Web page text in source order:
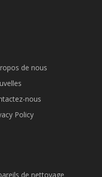
de nous
nous
Policy
de nettoyage